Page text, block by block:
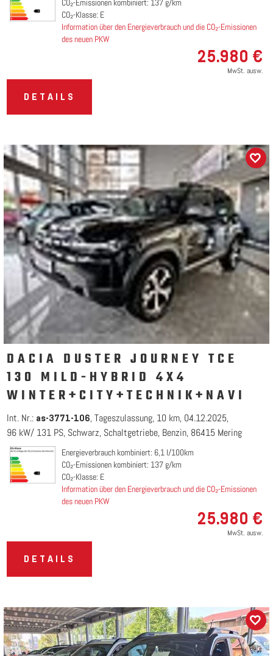
CO₂-Emissionen kombiniert: 137 g/km
CO₂-Klasse: E
Information über den Energieverbrauch und die CO₂-Emissionen
des neuen PKW
25.980 €
MwSt. ausw.
DETAILS
DACIA DUSTER JOURNEY TCE
130 MILD-HYBRID 4X4
WINTER+CITY+TECHNIK+NAVI
Int. Nr.: as-3771-106 Tageszulassung 10 km 04.12.2025
96 kW/ 131 PS Schwarz Schaltgetriebe Benzin 86415 Mering
Energieverbrauch kombiniert: 6,1 l/100km
CO₂-Emissionen kombiniert: 137 g/km
CO₂-Klasse: E
Information über den Energieverbrauch und die CO₂-Emissionen
des neuen PKW
25.980 €
MwSt. ausw.
DETAILS